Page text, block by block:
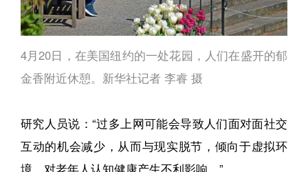
4月20日，在美国纽约的一处花园，人们在盛开的郁
金香附近休憩。新华社记者 李睿 摄
研究人员说：“过多上网可能会导致人们面对面社交
互动的机会减少，从而与现实脱节，倾向于虚拟环
境，对老年人认知健康产生不利影响。”